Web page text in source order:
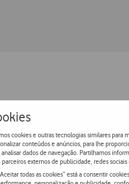
cookies e outras tecnologias similares para
conteúdos e anúncios, para lhe
analisar dados de navegação. Partilhamos
externos de publicidade, redes sociais
todas as cookies” está a consentir
Preto Noturno